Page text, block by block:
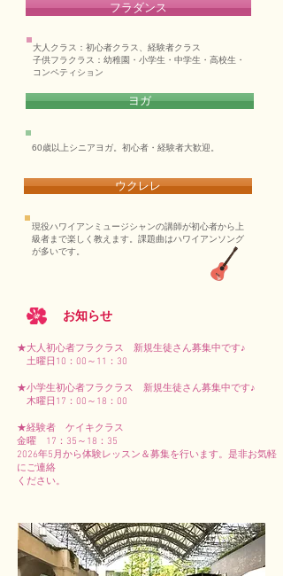
フラダンス
大人クラス：初心者クラス、経験者クラス
子供フラクラス：幼稚園・小学生・中学生・高校生・
コンペティション
ヨガ
60歳以上シニアヨガ。初心者・経験者大歓迎。
ウクレレ
現役ハワイアンミュージシャンの講師が初心者から上
級者まで楽しく教えます。課題曲はハワイアンソング
が多いです。
お知らせ
★大人初心者フラクラス 新規生徒さん募集中です♪
土曜日10：00～11：30
★小学生初心者フラクラス 新規生徒さん募集中です♪
木曜日17：00～18：00
★経験者 ケイキクラス
金曜 17：35～18：35
2026年5月から体験レッスン＆募集を行います。是非お気軽
にご連絡
ください。